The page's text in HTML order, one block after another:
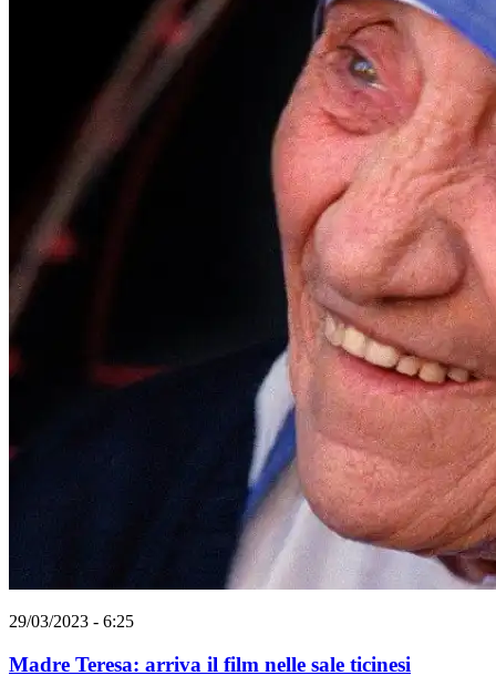
29/03/2023 - 6:25
Madre Teresa: arriva il film nelle sale ticinesi